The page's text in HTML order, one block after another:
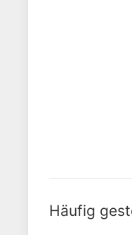
Häufig